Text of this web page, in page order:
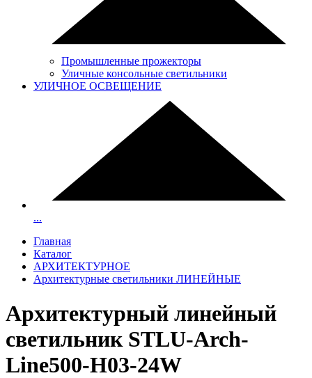
Промышленные прожекторы
Уличные консольные светильники
УЛИЧНОЕ ОСВЕЩЕНИЕ
...
Главная
Каталог
АРХИТЕКТУРНОЕ
Архитектурные светильники ЛИНЕЙНЫЕ
Архитектурный линейный
светильник STLU-Arch-
Line500-H03-24W